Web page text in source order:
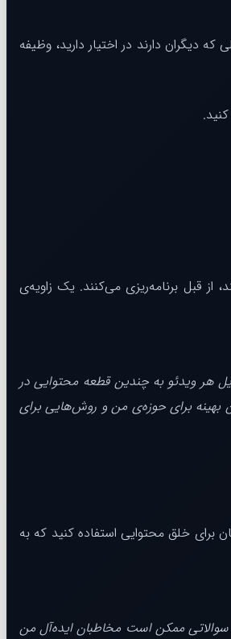
دیگران دارند در اختیار دارید، وظیفه
قبل برنامه‌ریزی می‌کنند. یک زاویه‌ی
زمانی انتشار و راه‌های تبدیل هر ویدئو به چندین قطعه محتوایی در
بهینه برای حوزه‌ی من و روش‌هایی برای
خلق محتوایی استفاده کنید که به
ممکن است مخاطبان ایده‌آل من